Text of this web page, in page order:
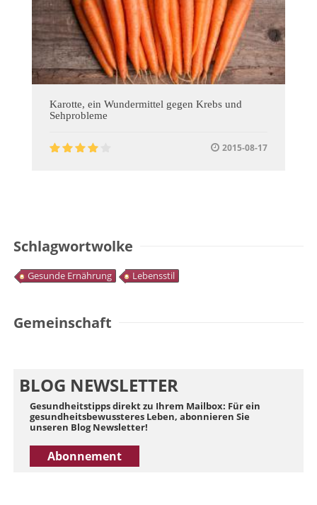
Karotte, ein Wundermittel gegen Krebs und
Sehprobleme
2015-08-17
Schlagwortwolke
Gesunde Ernährung Lebensstil
Gemeinschaft
BLOG NEWSLETTER
Gesundheitstipps direkt zu Ihrem Mailbox: Für ein
gesundheitsbewussteres Leben, abonnieren Sie
unseren Blog Newsletter!
Abonnement